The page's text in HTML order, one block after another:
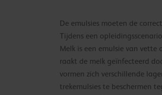
De emulsies moeten de
Tijdens een
Melk is een emulsie van vette
raakt de melk geïnfecteerd
vormen zich verschillende
trekemulsies te beschermen